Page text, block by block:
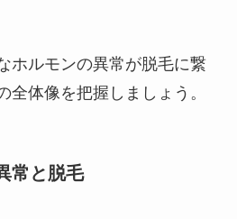
ホルモンの異常が脱毛に繋
全体像を把握しましょう。
常と脱毛